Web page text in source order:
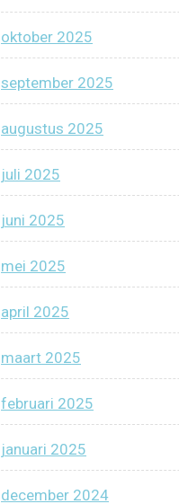
oktober 2025
september 2025
augustus 2025
juli 2025
juni 2025
mei 2025
april 2025
maart 2025
februari 2025
januari 2025
december 2024